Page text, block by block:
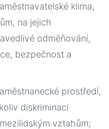
klima,
na jejich
odměňování,
bezpečnost a
prostředí,
diskriminaci
vztahům;